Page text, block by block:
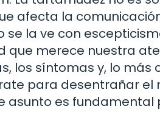
afecta la
se la ve con
merece nuestra
los síntomas y, lo más
para desentrañar el
asunto es